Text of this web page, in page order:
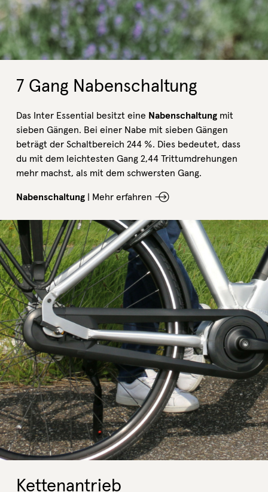
7 Gang Nabenschaltung
Das Inter Essential besitzt eine Nabenschaltungmit
sieben Gängen. Bei einer Nabe mit sieben Gängen
beträgt der Schaltbereich 244 %. Dies bedeutet, dass
du mit dem leichtesten Gang 2,44 Trittumdrehungen
mehr machst, als mit dem schwersten Gang.
Nabenschaltung| Mehr erfahren
Kettenantrieb